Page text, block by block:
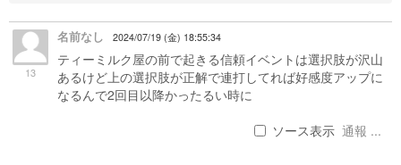
13
名前なし 2024/07/19 (金) 18:55:34
ティーミルク屋の前で起きる信頼イベントは選択肢が沢山
あるけど上の選択肢が正解で連打してれば好感度アップに
なるんで2回目以降かったるい時に
ソース表示 通報 ...